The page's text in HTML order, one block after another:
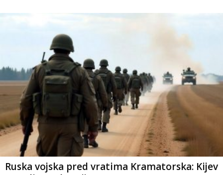
Ruska vojska pred vratima Kramatorska: Kijev